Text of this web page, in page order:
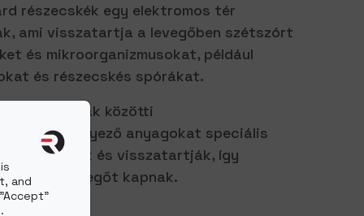
részecskék egy elektromos tér
ami visszatartja a levegőben szétszórt
és mikroorganizmusokat, például
és részecskés spórákat.
közötti
a szennyező anyagokat speciális
felfogják és visszatartják, így
tiszta levegőt kapnak.
and